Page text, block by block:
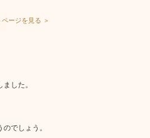
ージを見る ＞
した。
でしょう。